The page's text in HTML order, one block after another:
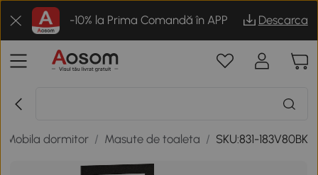
-10% la Prima Comandă în APP Descarca
Mobila dormitor / Masute de toaleta / SKU:831-183V80BK